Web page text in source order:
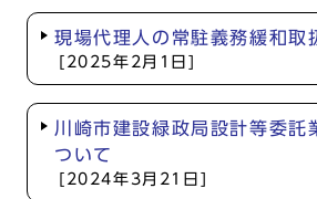
現場代理人の常駐義務緩和取
[2025年2月1日]
川崎市建設緑政局設計等委託
ついて
[2024年3月21日]